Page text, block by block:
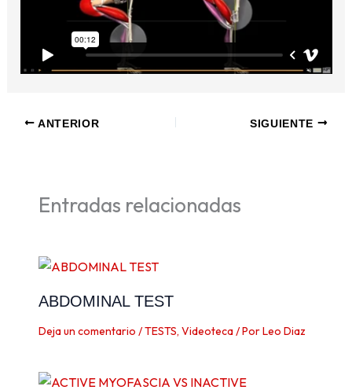
ANTERIOR SIGUIENTE
Entradas relacionadas
ABDOMINAL TEST
Deja un comentario /TESTS, Videoteca/ PorLeo Diaz